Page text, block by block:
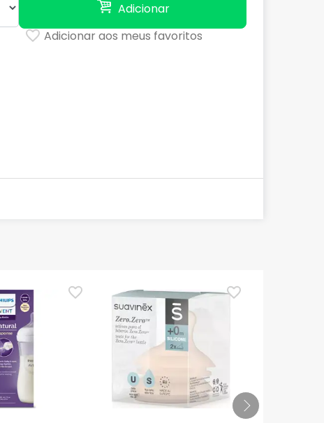
Adicionar
Adicionar aos meus favoritos